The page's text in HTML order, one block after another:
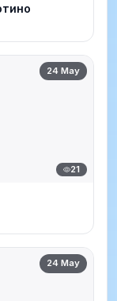
24 May
21
24 May